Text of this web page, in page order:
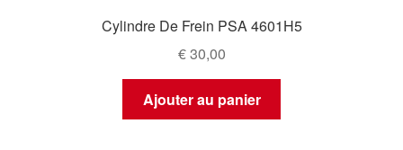
Cylindre De Frein PSA 4601H5
€30,00
Ajouter au panier